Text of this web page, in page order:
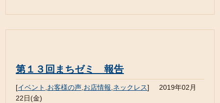
第１３回まちゼミ 報告
[イベント お客様の声 お店情報 ネックレス]
2019年02月
22日(金)